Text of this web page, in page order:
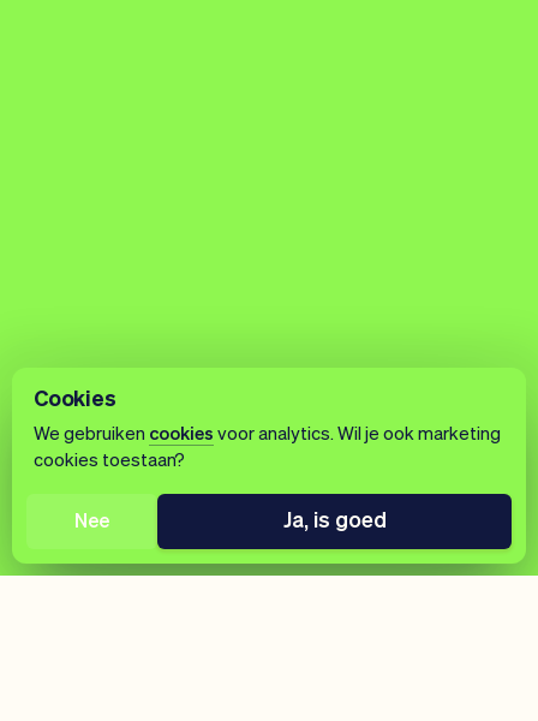
Cookies
We gebruiken cookies voor analytics. Wil je ook marketing
cookies toestaan?
Nee Ja, is goed